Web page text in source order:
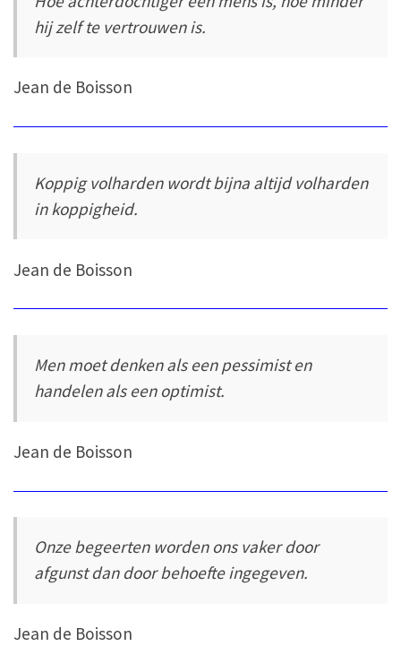
hij zelf te vertrouwen is.
Jean de Boisson
Koppig volharden wordt bijna altijd volharden
in koppigheid.
Jean de Boisson
Men moet denken als een pessimist en
handelen als een optimist.
Jean de Boisson
Onze begeerten worden ons vaker door
afgunst dan door behoefte ingegeven.
Jean de Boisson